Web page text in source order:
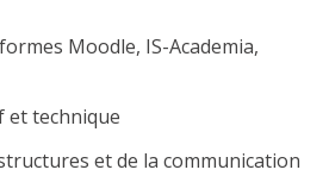
Moodle, IS-Academia,
et technique
et de la communication